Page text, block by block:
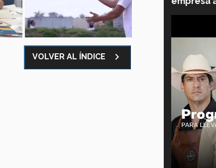
VOLVER AL ÍNDICE navigate_next